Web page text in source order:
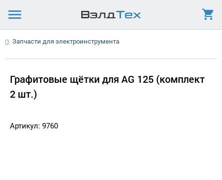
Запчасти для электроинструмента
Графитовые щётки для AG 125 (комплект
2 шт.)
Артикул: 9760